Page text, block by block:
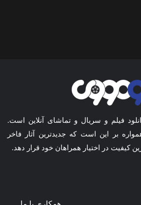
فیلم و سریال و تماشای آنلاین است.
بر این است که جدیدترین آثار فاخر
کیفیت در اختیار همراهان خود قرار دهد.